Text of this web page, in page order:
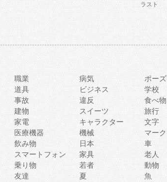
ラスト
職業 病気
ポーズ
道具 ビジネス
学校
事故 違反
食べ物
建物 スイーツ
旅行
家電 キャラクター
文字
医療機器 機械
マーク
飲み物 日本
車
スマートフォン 家具
老人
乗り物 若者
動物
友達 夏
魚